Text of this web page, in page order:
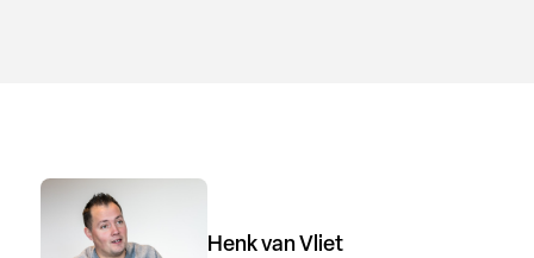
Henk van Vliet